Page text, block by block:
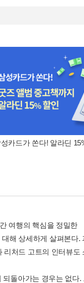
카드가 쏜다! 알라딘
여행의 핵심을 정밀한
해 상세하게 살펴본다.
리처드 고트의 인터뷰도
되돌아가는 경우는 없다.